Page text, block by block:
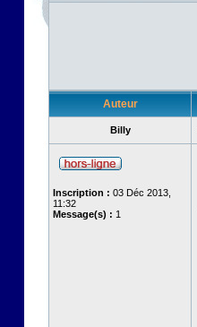
Auteur
Billy
Inscription : 03 Déc 2013,
11:32
Message(s) : 1